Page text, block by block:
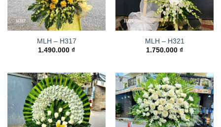
MLH – H317
1.490.000 ₫
MLH – H321
1.750.000 ₫